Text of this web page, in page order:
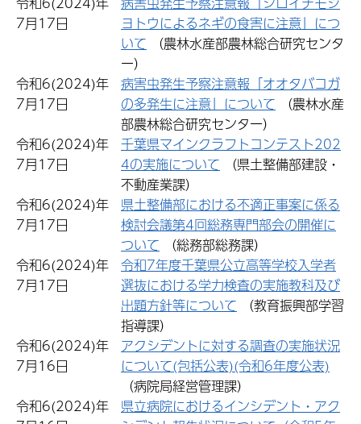
7月17日
ヨトウによるネギの食害に注意」につ
いて （農林水産部農林総合研究センタ
ー）
令和6(2024)年
7月17日
病害虫発生予察注意報「オオタバコガ
の多発生に注意」について （農林水産
部農林総合研究センター）
令和6(2024)年
7月17日
千葉県マインクラフトコンテスト202
4の実施について （県土整備部建設・
不動産業課）
令和6(2024)年
7月17日
県土整備部における不適正事案に係る
検討会議第4回総務専門部会の開催に
ついて （総務部総務課）
令和6(2024)年
7月17日
令和7年度千葉県公立高等学校入学者
選抜における学力検査の実施教科及び
出題方針等について （教育振興部学習
指導課）
令和6(2024)年
7月16日
アクシデントに対する調査の実施状況
について(包括公表)(令和6年度公表)
（病院局経営管理課）
令和6(2024)年
県立病院におけるインシデント・アク